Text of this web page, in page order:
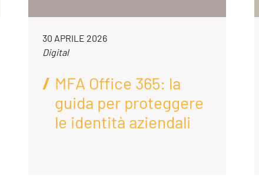
30 APRILE 2026
Digital
MFA Office 365: la
guida per proteggere
le identità aziendali